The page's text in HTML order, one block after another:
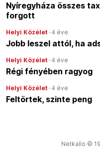
Nyíregyháza összes
forgott
Helyi Közélet · 4 éve
Jobb leszel attól, ha
Helyi Közélet · 4 éve
Régi fényében ragyog
Helyi Közélet · 4 éve
Feltörtek, szinte peng
Netkallo ©